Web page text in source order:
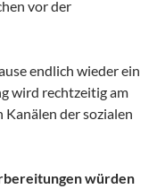
vor der
endlich wieder ein
wird rechtzeitig am
der sozialen
würden